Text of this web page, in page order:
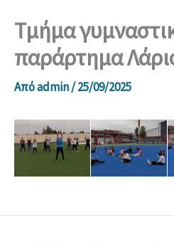
Τμήμα
παράρτημα
Απόadmin/25/09/2025